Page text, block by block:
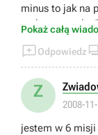
minus to jak na
malo tu
Pokaż całą
Odpowiedz
Z
2008-
jestem w 6